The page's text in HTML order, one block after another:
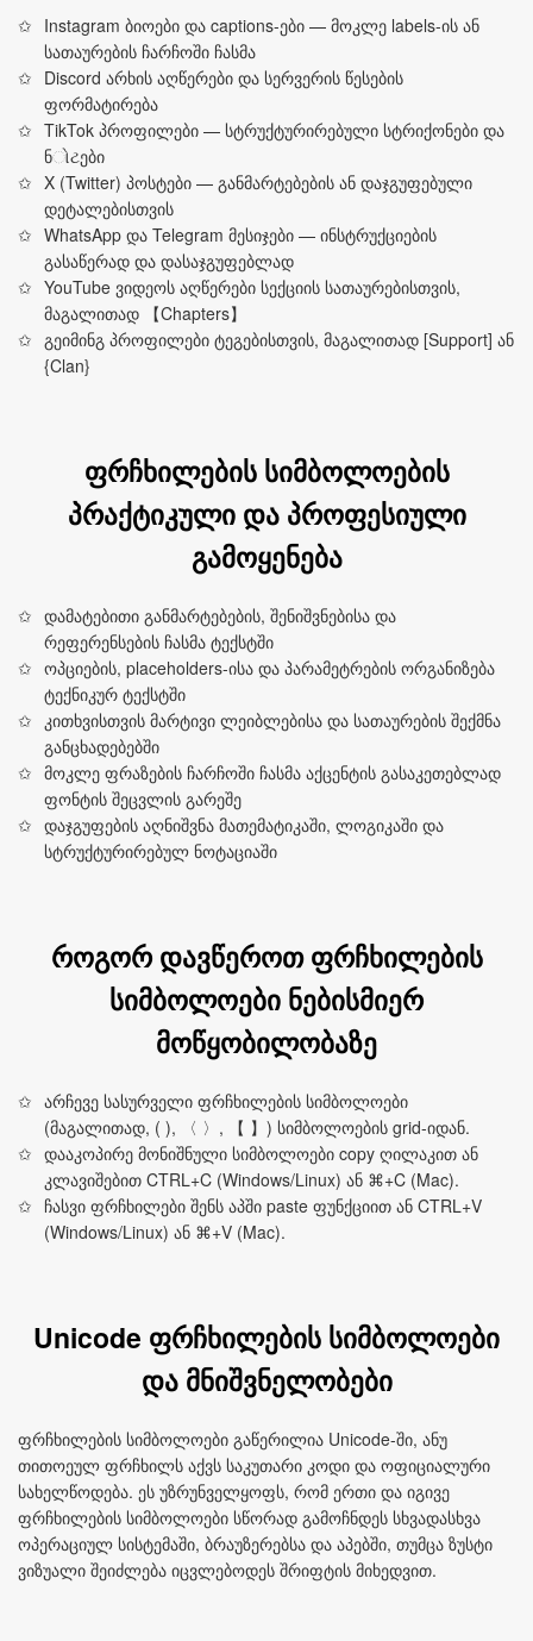
Instagram ბიოები და captions-ები — მოკლე labels-ის ან
სათაურების ჩარჩოში ჩასმა
Discord არხის აღწერები და სერვერის წესების
ფორმატირება
TikTok პროფილები — სტრუქტურირებული სტრიქონები და
ნોટები
X (Twitter) პოსტები — განმარტებების ან დაჯგუფებული
დეტალებისთვის
WhatsApp და Telegram მესიჯები — ინსტრუქციების
გასაწერად და დასაჯგუფებლად
YouTube ვიდეოს აღწერები სექციის სათაურებისთვის,
მაგალითად 【Chapters】
გეიმინგ პროფილები ტეგებისთვის, მაგალითად [Support] ან
{Clan}
ფრჩხილების სიმბოლოების
პრაქტიკული და პროფესიული
გამოყენება
დამატებითი განმარტებების, შენიშვნებისა და
რეფერენსების ჩასმა ტექსტში
ოპციების, placeholders-ისა და პარამეტრების ორგანიზება
ტექნიკურ ტექსტში
კითხვისთვის მარტივი ლეიბლებისა და სათაურების შექმნა
განცხადებებში
მოკლე ფრაზების ჩარჩოში ჩასმა აქცენტის გასაკეთებლად
ფონტის შეცვლის გარეშე
დაჯგუფების აღნიშვნა მათემატიკაში, ლოგიკაში და
სტრუქტურირებულ ნოტაციაში
როგორ დავწეროთ ფრჩხილების
სიმბოლოები ნებისმიერ
მოწყობილობაზე
არჩევე სასურველი ფრჩხილების სიმბოლოები
(მაგალითად, ( ), 〈 〉, 【 】) სიმბოლოების grid-იდან.
დააკოპირე მონიშნული სიმბოლოები copy ღილაკით ან
კლავიშებით CTRL+C (Windows/Linux) ან ⌘+C (Mac).
ჩასვი ფრჩხილები შენს აპში paste ფუნქციით ან CTRL+V
(Windows/Linux) ან ⌘+V (Mac).
Unicode ფრჩხილების სიმბოლოები
და მნიშვნელობები
ფრჩხილების სიმბოლოები გაწერილია Unicode-ში, ანუ
თითოეულ ფრჩხილს აქვს საკუთარი კოდი და ოფიციალური
სახელწოდება. ეს უზრუნველყოფს, რომ ერთი და იგივე
ფრჩხილების სიმბოლოები სწორად გამოჩნდეს სხვადასხვა
ოპერაციულ სისტემაში, ბრაუზერებსა და აპებში, თუმცა ზუსტი
ვიზუალი შეიძლება იცვლებოდეს შრიფტის მიხედვით.